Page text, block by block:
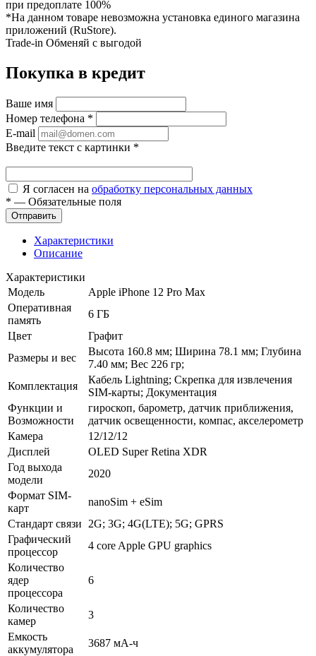
при предоплате 100%
*На данном товаре невозможна установка единого магазина
приложений (RuStore).
Trade-in Обменяй с выгодой
Покупка в кредит
Ваше имя
Номер телефона *
E-mail
Введите текст с картинки *
Я согласен на обработку персональных данных
* — Обязательные поля
Характеристики
Описание
Характеристики
Модель
Apple iPhone 12 Pro Max
Оперативная
память
6 ГБ
Цвет
Графит
Размеры и вес
Высота 160.8 мм; Ширина 78.1 мм; Глубина
7.40 мм; Вес 226 гр;
Комплектация
Кабель Lightning; Скрепка для извлечения
SIM-карты; Документация
Функции и
Возможности
гироскоп, барометр, датчик приближения,
датчик освещенности, компас, акселерометр
Камера
12/12/12
Дисплей
OLED Super Retina XDR
Год выхода
модели
2020
Формат SIM-
карт
nanoSim + eSim
Стандарт связи
2G; 3G; 4G(LTE); 5G; GPRS
Графический
процессор
4 core Apple GPU graphics
Количество
ядер
процессора
6
Количество
камер
3
Емкость
аккумулятора
3687 мА-ч